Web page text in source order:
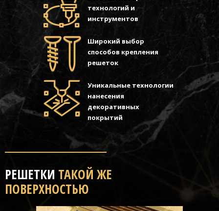
технологий и
инструментов
Широкий выбор
способов крепления
решеток
Уникальные технологии
нанесения
декоративных
покрытий
РЕШЕТКИ ТАКОЙ ЖЕ
ПОВЕРХНОСТЬЮ